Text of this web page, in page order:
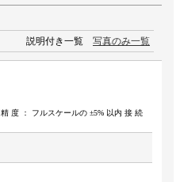
説明付き一覧 写真のみ一覧
度 ： フルスケールの ±5% 以内 接 続